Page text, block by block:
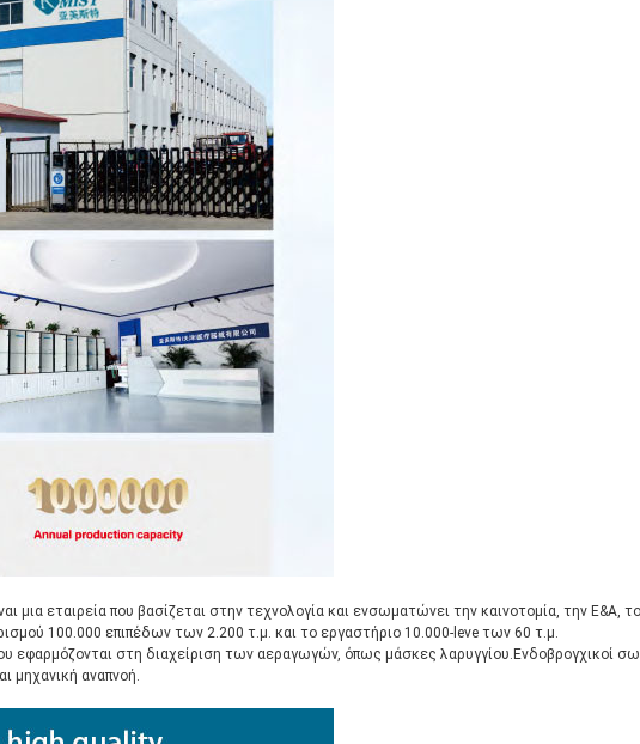
μια εταιρεία που βασίζεται στην τεχνολογία και ενσωματώνει την καινοτομία, την
100.000 επιπέδων των 2.200 τ.μ. και το εργαστήριο 10.000-leve των 60 τ.μ.
εφαρμόζονται στη διαχείριση των αεραγωγών, όπως μάσκες λαρυγγίου.Ενδοβρογχικοί
μηχανική αναπνοή.